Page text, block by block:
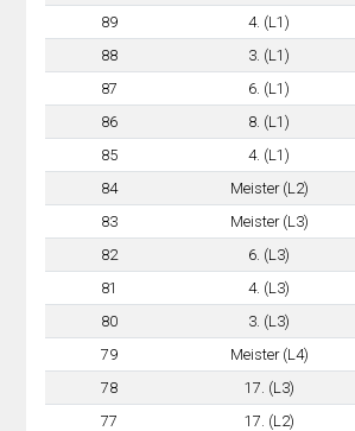
89
4. (L1)
88
3. (L1)
87
6. (L1)
86
8. (L1)
85
4. (L1)
84
Meister (L2)
83
Meister (L3)
82
6. (L3)
81
4. (L3)
80
3. (L3)
79
Meister (L4)
78
17. (L3)
77
17. (L2)